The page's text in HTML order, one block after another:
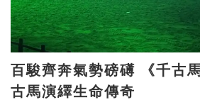
百駿齊奔氣勢磅礡 《千古
古馬演繹生命傳奇